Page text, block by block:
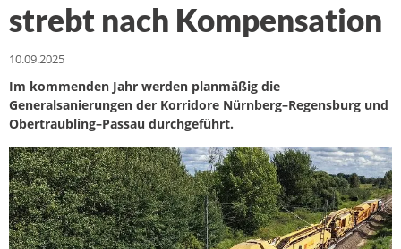
strebt nach Kompensation
10.09.2025
Im kommenden Jahr werden planmäßig die
Generalsanierungen der Korridore Nürnberg–Regensburg und
Obertraubling–Passau durchgeführt.